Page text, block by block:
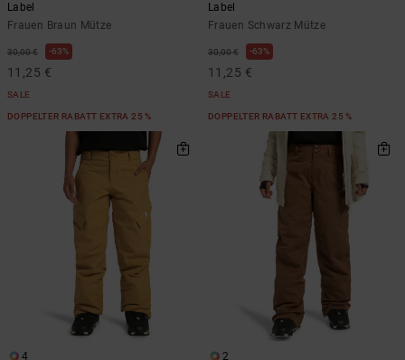
Label
Frauen Braun Mütze
30,00 € 63%
11,25 €
SALE
DOPPELTER RABATT EXTRA 25 %
Label
Frauen Schwarz Mütze
30,00 € 63%
11,25 €
SALE
DOPPELTER RABATT EXTRA 25 %
4 2